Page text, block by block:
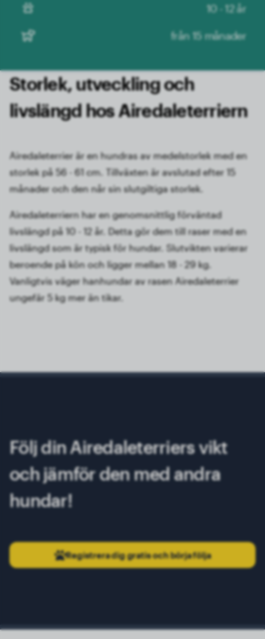
10 - 12 år
från 15 månader
Storlek, utveckling och
livslängd hos Airedaleterriern
Airedaleterrier är en hundras av medelstorlek med en
storlek på 56 - 61 cm. Tillväxten är avslutad efter 15
månader och den når sin slutgiltiga storlek.
Airedaleterriern har en genomsnittlig förväntad
livslängd på 10 - 12 år. Detta gör dem till raser med en
livslängd som är typisk för hundar. Slutvikten varierar
beroende på kön och ligger mellan 18 - 29 kg.
Vanligtvis väger hanhundar av rasen Airedaleterrier
ungefär 5 kg mer än tikar.
Följ din Airedaleterriers vikt
och jämför den med andra
hundar!
Registrera dig gratis och börja följa